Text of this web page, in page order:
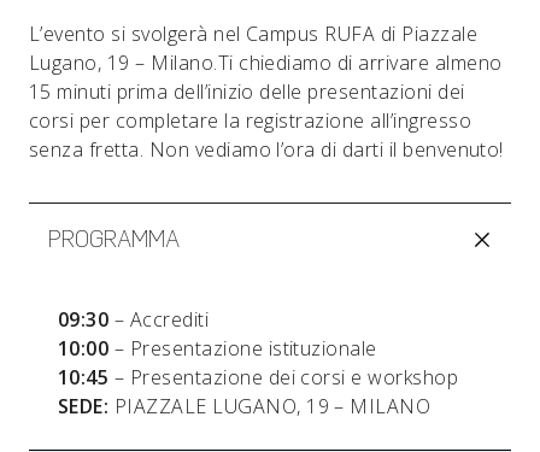
L’evento si svolgerà nel Campus RUFA di Piazzale
Lugano, 19 – Milano.Ti chiediamo di arrivare almeno
15 minuti prima dell’inizio delle presentazioni dei
corsi per completare la registrazione all’ingresso
senza fretta. Non vediamo l’ora di darti il benvenuto!
PROGRAMMA
09:30 – Accrediti
10:00 – Presentazione istituzionale
10:45 – Presentazione dei corsi e workshop
SEDE: PIAZZALE LUGANO, 19 – MILANO